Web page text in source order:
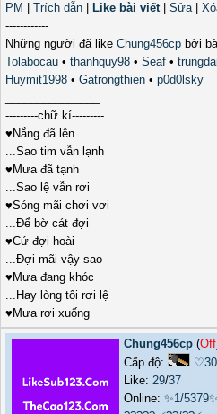
PM
Trích dẫn Like bài viết| Sửa|
------------
Những người đã like Chung456cp bởi
Tolabocau • thanhquy98 • Seaf •
Huymit1998 • Gatrongthien • p0d0lsky
---------chữ kí---------
♥Nắng đã lên
...Sao tim vẫn lạnh
♥Mưa đã tạnh
...Sao lệ vẫn rơi
♥Sóng mãi chơi vơi
...Để bờ cát đợi
♥Cứ đợi hoài
...Đợi mãi vậy sao
♥Mưa đang khóc
...Hay lòng tôi rơi lệ
♥Mưa rơi xuống
Chung456cp (Off
Cấp độ:
Like: 29/37
Online: ✨1/5379✨